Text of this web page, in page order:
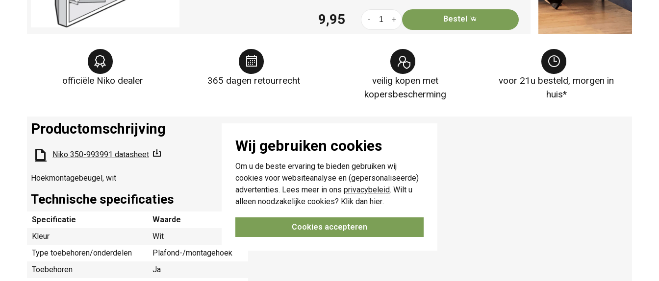
Wij gebruiken cookies
Om u de beste ervaring te bieden gebruiken wij
cookies voor websiteanalyse en (gepersonaliseerde)
advertenties. Lees meer in ons privacybeleid. Wilt u
alleen noodzakelijke cookies? Klik dan hier.
Cookies accepteren
9,95 +
- Bestel
officiële Niko dealer 365 dagen retourrecht
veilig kopen met
kopersbescherming
voor 21u besteld, morgen in
huis*
Productomschrijving
Niko 350-993991 datasheet
Hoekmontagebeugel, wit
Technische specificaties
Specificatie
Waarde
Kleur
Wit
Type toebehoren/onderdelen
Plafond-/montagehoek
Toebehoren
Ja